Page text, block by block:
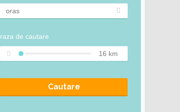
raza de cautare
16 km
Cautare